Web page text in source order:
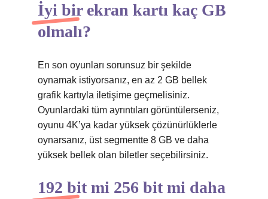
İyi bir ekran kartı kaç GB
olmalı?
En son oyunları sorunsuz bir şekilde
oynamak istiyorsanız, en az 2 GB bellek
grafik kartıyla iletişime geçmelisiniz.
Oyunlardaki tüm ayrıntıları görüntülerseniz,
oyunu 4K’ya kadar yüksek çözünürlüklerle
oynarsanız, üst segmentte 8 GB ve daha
yüksek bellek olan biletler seçebilirsiniz.
192 bit mi 256 bit mi daha